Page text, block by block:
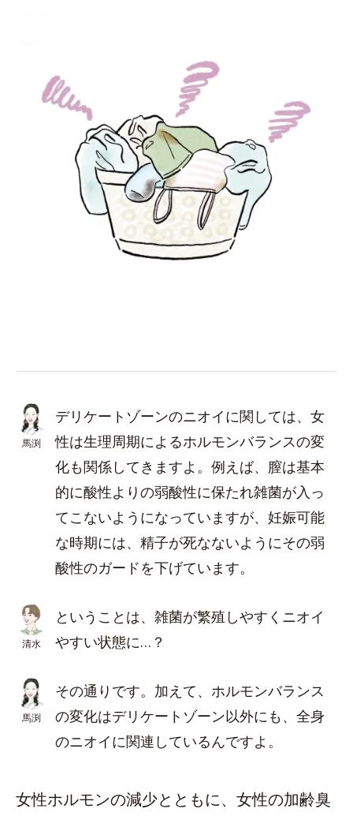
馬渕
デリケートゾーンのニオイに関しては、女
性は生理周期によるホルモンバランスの変
化も関係してきますよ。例えば、膣は基本
的に酸性よりの弱酸性に保たれ雑菌が入っ
てこないようになっていますが、妊娠可能
な時期には、精子が死なないようにその弱
酸性のガードを下げています。
清水
ということは、雑菌が繁殖しやすくニオイ
やすい状態に…？
馬渕
その通りです。加えて、ホルモンバランス
の変化はデリケートゾーン以外にも、全身
のニオイに関連しているんですよ。
女性ホルモンの減少とともに、女性の加齢臭